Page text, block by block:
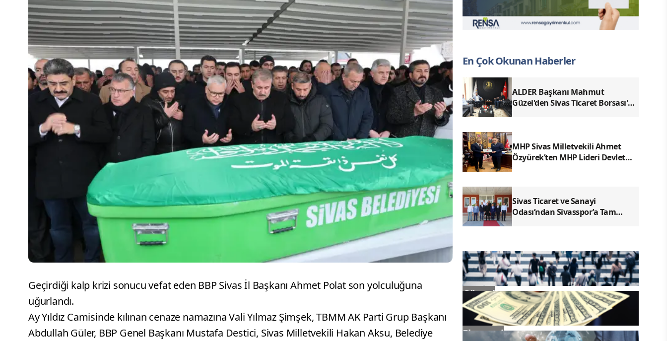
Geçirdiği kalp krizi sonucu vefat eden BBP Sivas İl Başkanı Ahmet Polat son yolculuğuna
uğurlandı.
Ay Yıldız Camisinde kılınan cenaze namazına Vali Yılmaz Şimşek, TBMM AK Parti Grup Başkanı
Abdullah Güler, BBP Genel Başkanı Mustafa Destici, Sivas Milletvekili Hakan Aksu, Belediye
En Çok Okunan Haberler
ALDER Başkanı Mahmut
Güzel'den Sivas Ticaret Borsası'na
MHP Sivas Milletvekili Ahmet
Özyürek’ten MHP Lideri Devlet
Sivas Ticaret ve Sanayi
Odası’ndan Sivasspor’a Tam
Güncel
Ekonomi